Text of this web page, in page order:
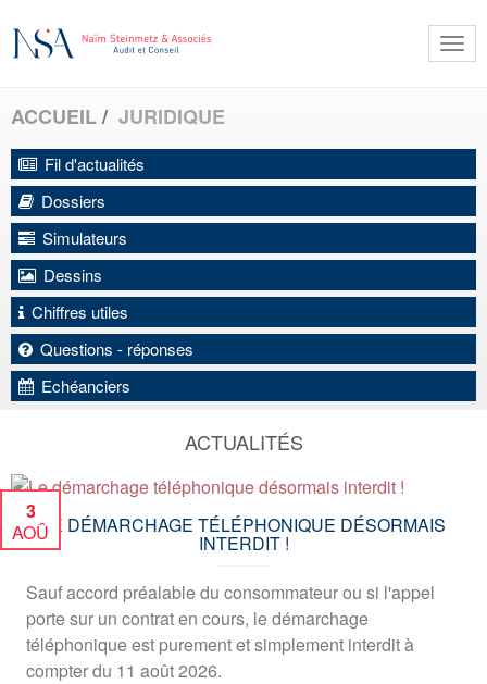
ACCUEIL JURIDIQUE
Fil d'actualités
Dossiers
Simulateurs
Dessins
Chiffres utiles
Questions - réponses
Echéanciers
ACTUALITÉS
LE DÉMARCHAGE TÉLÉPHONIQUE DÉSORMAIS
INTERDIT !
3
AOÛ
Sauf accord préalable du consommateur ou si l'appel
porte sur un contrat en cours, le démarchage
téléphonique est purement et simplement interdit à
compter du 11 août 2026.